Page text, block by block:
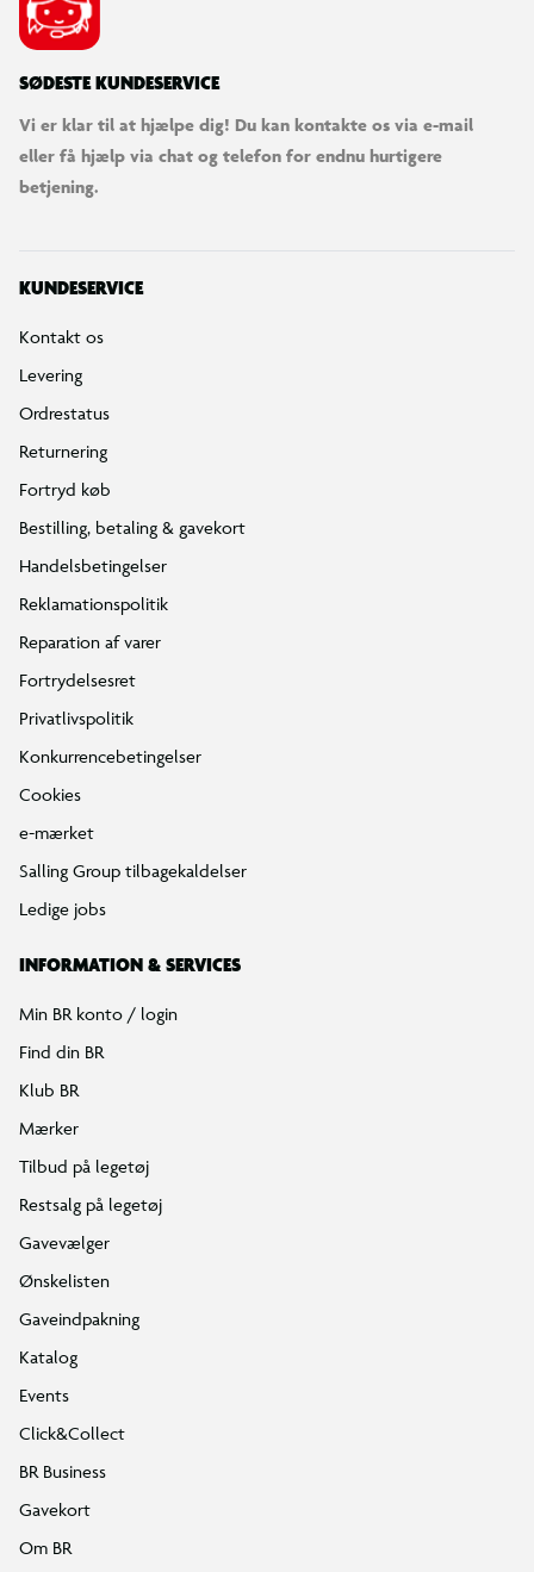
SØDESTE KUNDESERVICE
Vi er klar til at hjælpe dig! Du kan kontakte os via e-mail
eller få hjælp via chat og telefon for endnu hurtigere
betjening.
KUNDESERVICE
Kontakt os
Levering
Ordrestatus
Returnering
Fortryd køb
Bestilling, betaling & gavekort
Handelsbetingelser
Reklamationspolitik
Reparation af varer
Fortrydelsesret
Privatlivspolitik
Konkurrencebetingelser
Cookies
e-mærket
Salling Group tilbagekaldelser
Ledige jobs
INFORMATION & SERVICES
Min BR konto / login
Find din BR
Klub BR
Mærker
Tilbud på legetøj
Restsalg på legetøj
Gavevælger
Ønskelisten
Gaveindpakning
Katalog
Events
Click&Collect
BR Business
Gavekort
Om BR